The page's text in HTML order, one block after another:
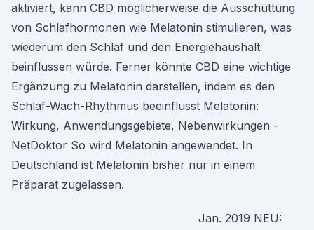
aktiviert, kann CBD möglicherweise die Ausschüttung
von Schlafhormonen wie Melatonin stimulieren, was
wiederum den Schlaf und den Energiehaushalt
beinflussen würde. Ferner könnte CBD eine wichtige
Ergänzung zu Melatonin darstellen, indem es den
Schlaf-Wach-Rhythmus beeinflusst Melatonin:
Wirkung, Anwendungsgebiete, Nebenwirkungen -
NetDoktor So wird Melatonin angewendet. In
Deutschland ist Melatonin bisher nur in einem
Präparat zugelassen.
Jan. 2019 NEU: